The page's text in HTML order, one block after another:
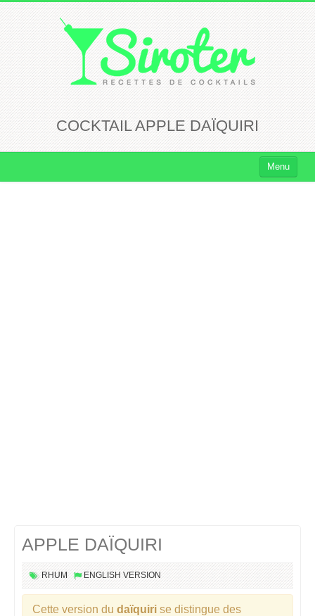
COCKTAIL APPLE DAÏQUIRI
Menu
APPLE DAÏQUIRI
RHUM ENGLISH VERSION
Cette version du daïquiri se distingue des